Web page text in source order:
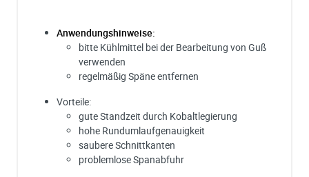
Anwendungshinweise:
bitte Kühlmittel bei der Bearbeitung von Guß
verwenden
regelmäßig Späne entfernen
Vorteile:
gute Standzeit durch Kobaltlegierung
hohe Rundumlaufgenauigkeit
saubere Schnittkanten
problemlose Spanabfuhr